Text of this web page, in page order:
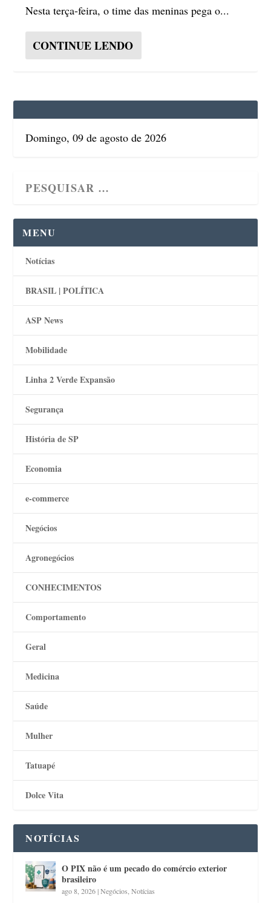
Nesta terça-feira, o time das meninas pega o...
CONTINUE LENDO
Domingo, 09 de agosto de 2026
MENU
Notícias
BRASIL | POLÍTICA
ASP News
Mobilidade
Linha 2 Verde Expansão
Segurança
História de SP
Economia
e-commerce
Negócios
Agronegócios
CONHECIMENTOS
Comportamento
Geral
Medicina
Saúde
Mulher
Tatuapé
Dolce Vita
NOTÍCIAS
O PIX não é um pecado do comércio exterior
brasileiro
ago 8, 2026|Negócios ,Notícias